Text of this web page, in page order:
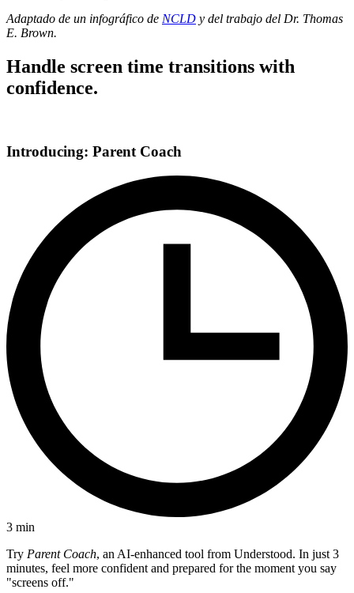
Adaptado de un infográfico de NCLD y del trabajo del Dr. Thomas
E. Brown.
Handle screen time transitions with
confidence.
Introducing: Parent Coach
3 min
Try Parent Coach, an AI-enhanced tool from Understood. In just 3
minutes, feel more confident and prepared for the moment you say
"screens off."